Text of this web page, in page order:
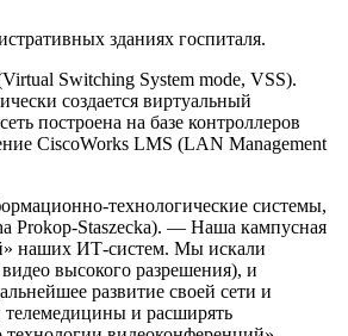
зданиях госпиталя.
Switching System mode, VSS).
создается виртуальный
построена на базе контроллеров
CiscoWorks LMS (LAN Management
технологические системы,
Prokop-Staszecka). — Наша кампусная
наших ИТ-систем. Мы искали
высокого разрешения), и
развитие своей сети и
и расширять